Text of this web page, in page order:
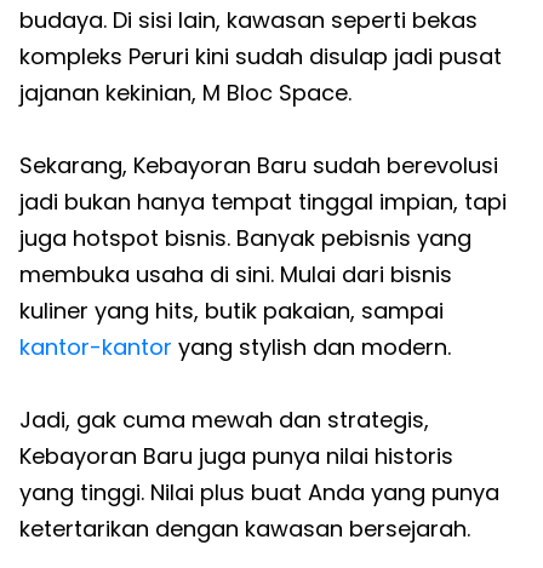
budaya. Di sisi lain, kawasan seperti bekas
kompleks Peruri kini sudah disulap jadi pusat
jajanan kekinian, M Bloc Space.
Sekarang, Kebayoran Baru sudah berevolusi
jadi bukan hanya tempat tinggal impian, tapi
juga hotspot bisnis. Banyak pebisnis yang
membuka usaha di sini. Mulai dari bisnis
kuliner yang hits, butik pakaian, sampai
kantor-kantor yang stylish dan modern.
Jadi, gak cuma mewah dan strategis,
Kebayoran Baru juga punya nilai historis
yang tinggi. Nilai plus buat Anda yang punya
ketertarikan dengan kawasan bersejarah.